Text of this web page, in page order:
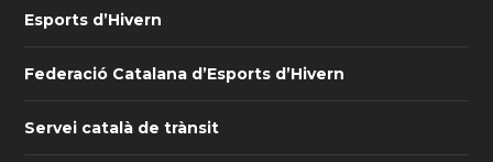
Esports d’Hivern
Federació Catalana d’Esports d’Hivern
Servei català de trànsit